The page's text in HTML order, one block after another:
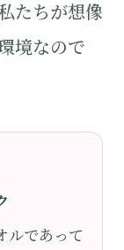
たちが想像
境なので
ルであって